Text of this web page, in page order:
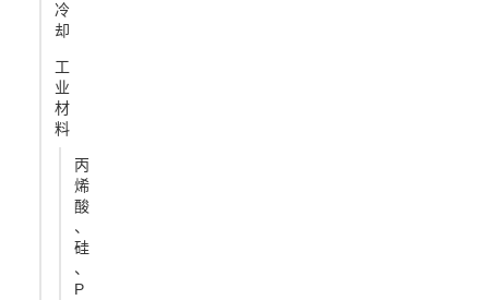
冷
却
工
业
材
料
丙
烯
酸
、
硅
、
P